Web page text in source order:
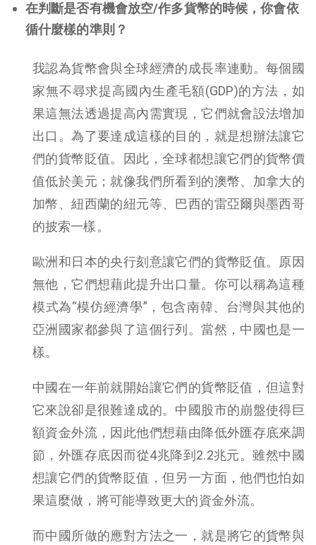
在判斷是否有機會放空/作多貨幣的時候，你會依
循什麼樣的準則？
我認為貨幣會與全球經濟的成長率連動。每個國
家無不尋求提高國內生產毛額(GDP)的方法，如
果這無法透過提高內需實現，它們就會設法增加
出口。為了要達成這樣的目的，就是想辦法讓它
們的貨幣貶值。因此，全球都想讓它們的貨幣價
值低於美元；就像我們所看到的澳幣、加拿大的
加幣、紐西蘭的紐元等、巴西的雷亞爾與墨西哥
的披索一樣。
歐洲和日本的央行刻意讓它們的貨幣貶值。原因
無他，它們想藉此提升出口量。你可以稱為這種
模式為“模仿經濟學”，包含南韓、台灣與其他的
亞洲國家都參與了這個行列。當然，中國也是一
樣。
中國在一年前就開始讓它們的貨幣貶值，但這對
它來說卻是很難達成的。中國股市的崩盤使得巨
額資金外流，因此他們想藉由降低外匯存底來調
節，外匯存底因而從4兆降到2.2兆元。雖然中國
想讓它們的貨幣貶值，但另一方面，他們也怕如
果這麼做，將可能導致更大的資金外流。
而中國所做的應對方法之一，就是將它的貨幣與